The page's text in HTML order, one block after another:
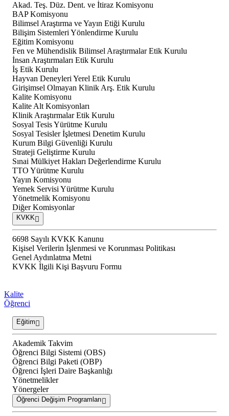
Akad. Teş. Düz. Dent. ve İtiraz Komisyonu
BAP Komisyonu
Bilimsel Araştırma ve Yayın Etiği Kurulu
Bilişim Sistemleri Yönlendirme Kurulu
Eğitim Komisyonu
Fen ve Mühendislik Bilimsel Araştırmalar Etik Kurulu
İnsan Araştırmaları Etik Kurulu
İş Etik Kurulu
Hayvan Deneyleri Yerel Etik Kurulu
Girişimsel Olmayan Klinik Arş. Etik Kurulu
Kalite Komisyonu
Kalite Alt Komisyonları
Klinik Araştırmalar Etik Kurulu
Sosyal Tesis Yürütme Kurulu
Sosyal Tesisler İşletmesi Denetim Kurulu
Kurum Bilgi Güvenliği Kurulu
Strateji Geliştirme Kurulu
Sınai Mülkiyet Hakları Değerlendirme Kurulu
TTO Yürütme Kurulu
Yayın Komisyonu
Yemek Servisi Yürütme Kurulu
Yönetmelik Komisyonu
Diğer Komisyonlar
KVKK
6698 Sayılı KVKK Kanunu
Kişisel Verilerin İşlenmesi ve Korunması Politikası
Genel Aydınlatma Metni
KVKK İlgili Kişi Başvuru Formu
Kalite
Öğrenci
Eğitim
Akademik Takvim
Öğrenci Bilgi Sistemi (OBS)
Öğrenci Bilgi Paketi (OBP)
Öğrenci İşleri Daire Başkanlığı
Yönetmelikler
Yönergeler
Öğrenci Değişim Programları